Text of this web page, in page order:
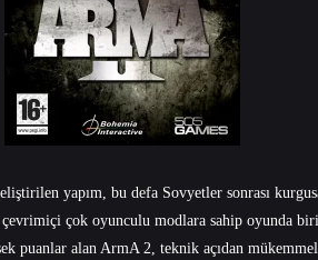
yapım, bu defa Sovyetler sonrası
çok oyunculu modlara sahip oyunda
puanlar alan ArmA 2, teknik açıdan